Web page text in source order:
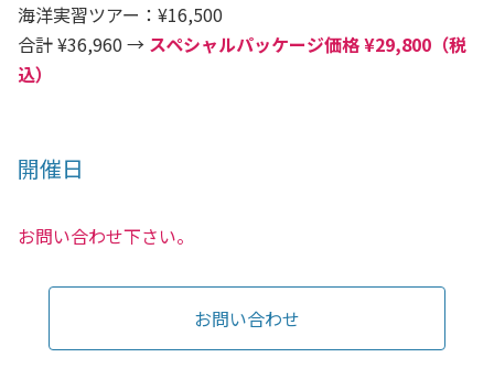
海洋実習ツアー：¥16,500
合計 ¥36,960 → スペシャルパッケージ価格 ¥29,800（税
込）
開催日
お問い合わせ下さい。
お問い合わせ